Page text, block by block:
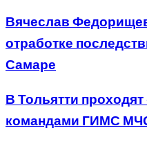
Вячеслав
отработке
Самаре
В Тольятти
командами ГИМС